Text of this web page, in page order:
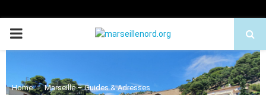
PRIMARY
Home
Marseille – Guides & Adresses